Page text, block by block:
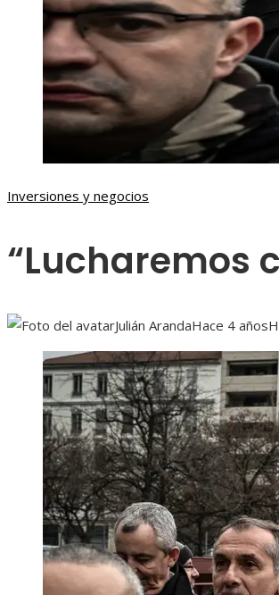
Inversiones y negocios
“Lucharemos
Julián ArandaHace 4 años